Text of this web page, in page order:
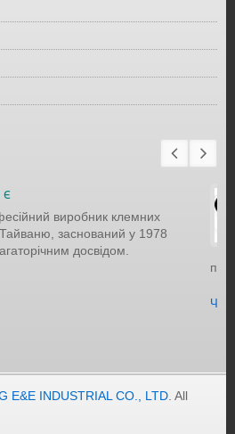
виробник клемних
Тайваню, заснований у 1978
досвідом.
E&E INDUSTRIAL CO., LTD. All